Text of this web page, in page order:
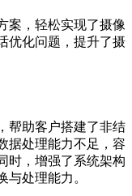
案，轻松实现了摄像
优化问题，提升了摄
帮助客户搭建了非结
据处理能力不足，容
时，增强了系统架构
与处理能力。